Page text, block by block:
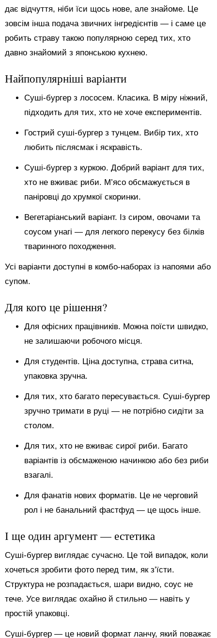
дає відчуття, ніби їси щось нове, але знайоме. Це
зовсім інша подача звичних інгредієнтів — і саме це
робить страву такою популярною серед тих, хто
давно знайомий з японською кухнею.
Найпопулярніші варіанти
Суші-бургер з лососем. Класика. В міру ніжний,
підходить для тих, хто не хоче експериментів.
Гострий суші-бургер з тунцем. Вибір тих, хто
любить післясмак і яскравість.
Суші-бургер з куркою. Добрий варіант для тих,
хто не вживає риби. М’ясо обсмажується в
паніровці до хрумкої скоринки.
Вегетаріанський варіант. Із сиром, овочами та
соусом унагі — для легкого перекусу без білків
тваринного походження.
Усі варіанти доступні в комбо-наборах із напоями або
супом.
Для кого це рішення?
Для офісних працівників. Можна поїсти швидко,
не залишаючи робочого місця.
Для студентів. Ціна доступна, страва ситна,
упаковка зручна.
Для тих, хто багато пересувається. Суші-бургер
зручно тримати в руці — не потрібно сидіти за
столом.
Для тих, хто не вживає сирої риби. Багато
варіантів із обсмаженою начинкою або без риби
взагалі.
Для фанатів нових форматів. Це не черговий
рол і не банальний фастфуд — це щось інше.
І ще один аргумент — естетика
Суші-бургер виглядає сучасно. Це той випадок, коли
хочеться зробити фото перед тим, як з’їсти.
Структура не розпадається, шари видно, соус не
тече. Усе виглядає охайно й стильно — навіть у
простій упаковці.
Суші-бургер — це новий формат ланчу, який поважає